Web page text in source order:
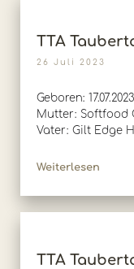
TTA
26 Juli 2023
Geboren: 17.07.2023
Mutter: Softfood
Vater: Gilt Edge
Weiterlesen
TTA